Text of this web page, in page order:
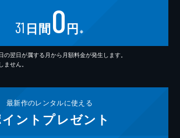
31 日間0円 ※
翌日が属する月から月額料金が発生します。
せん。
最新作のレンタルに使える
ント プレゼント